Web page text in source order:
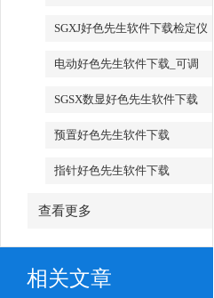
SGXJ好色先生软件下载检定仪
_SGXJ扭矩扳手检定仪
电动好色先生软件下载_可调
试电动好色先生软件下载
SGSX数显好色先生软件下载
_SGTS数显好色先生软件下载
预置好色先生软件下载
指针好色先生软件下载
查看更多
相关文章